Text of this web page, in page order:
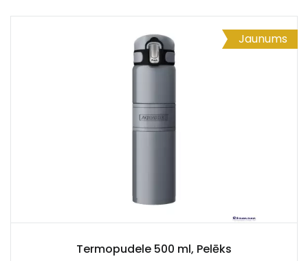
Jaunums
Termopudele 500 ml, Pelēks